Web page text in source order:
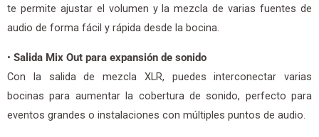
te permite ajustar el volumen y la mezcla de varias fuentes de
audio de forma fácil y rápida desde la bocina.
• Salida Mix Out para expansión de sonido
Con la salida de mezcla XLR, puedes interconectar varias
bocinas para aumentar la cobertura de sonido, perfecto para
eventos grandes o instalaciones con múltiples puntos de audio.